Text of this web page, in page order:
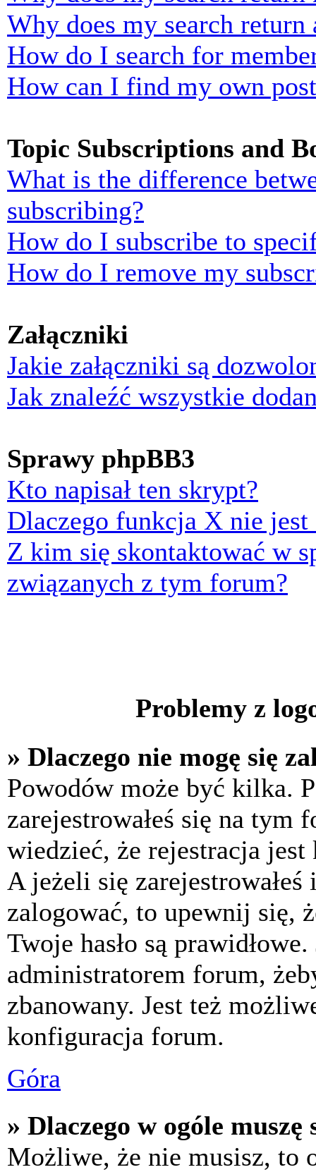
Why does my search return
How do I search for
How can I find my own
Topic Subscriptions and
What is the difference
subscribing?
How do I subscribe to
How do I remove my
Załączniki
Jakie załączniki są
Jak znaleźć wszystkie
Sprawy phpBB3
Kto napisał ten skrypt?
Dlaczego funkcja X nie jest
Z kim się skontaktować w
związanych z tym forum?
Problemy z
» Dlaczego nie mogę się
Powodów może być kilka.
zarejestrowałeś się na tym
wiedzieć, że rejestracja
A jeżeli się
zalogować, to upewnij się,
Twoje hasło są
administratorem forum,
zbanowany. Jest też
konfiguracja forum.
Góra
» Dlaczego w ogóle
Możliwe, że nie musisz, to